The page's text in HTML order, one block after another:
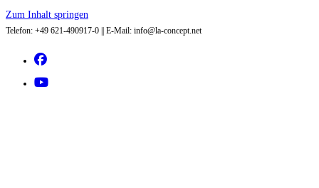
Zum Inhalt springen
Telefon: +49 621-490917-0 || E-Mail: info@la-concept.net